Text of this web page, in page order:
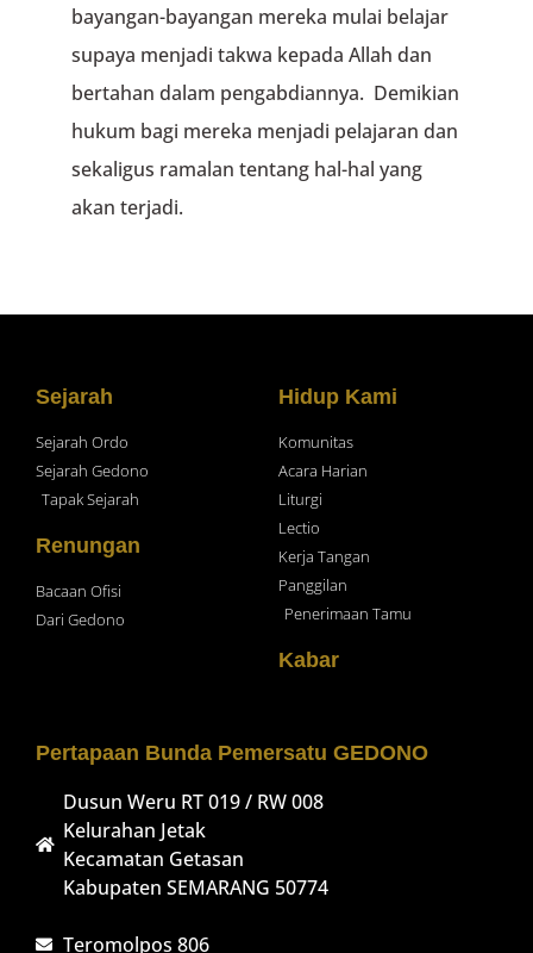
bayangan-bayangan mereka mulai belajar
supaya menjadi takwa kepada Allah dan
bertahan dalam pengabdiannya. Demikian
hukum bagi mereka menjadi pelajaran dan
sekaligus ramalan tentang hal-hal yang
akan terjadi.
Sejarah
Sejarah Ordo
Sejarah Gedono
Tapak Sejarah
Renungan
Bacaan Ofisi
Dari Gedono
Hidup Kami
Komunitas
Acara Harian
Liturgi
Lectio
Kerja Tangan
Panggilan
Penerimaan Tamu
Kabar
Pertapaan Bunda Pemersatu GEDONO
Dusun Weru RT 019 / RW 008
Kelurahan Jetak
Kecamatan Getasan
Kabupaten SEMARANG 50774
Teromolpos 806